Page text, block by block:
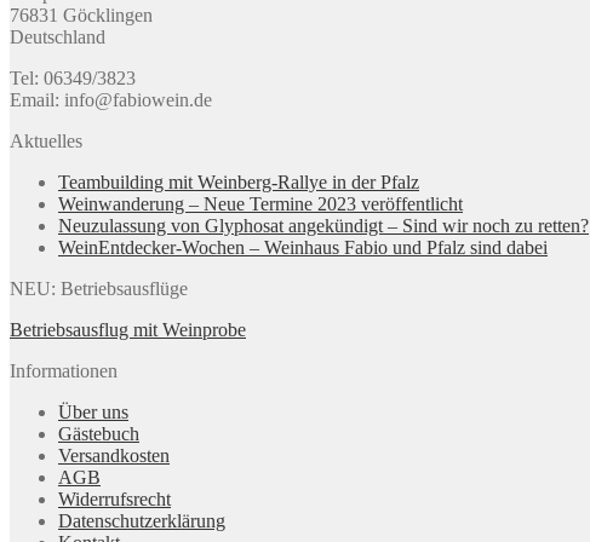
76831 Göcklingen
Deutschland
Tel: 06349/3823
Email: info@fabiowein.de
Aktuelles
Teambuilding mit Weinberg-Rallye in der Pfalz
Weinwanderung – Neue Termine 2023 veröffentlicht
Neuzulassung von Glyphosat angekündigt – Sind wir noch zu retten?
WeinEntdecker-Wochen – Weinhaus Fabio und Pfalz sind dabei
NEU: Betriebsausflüge
Betriebsausflug mit Weinprobe
Informationen
Über uns
Gästebuch
Versandkosten
AGB
Widerrufsrecht
Datenschutzerklärung